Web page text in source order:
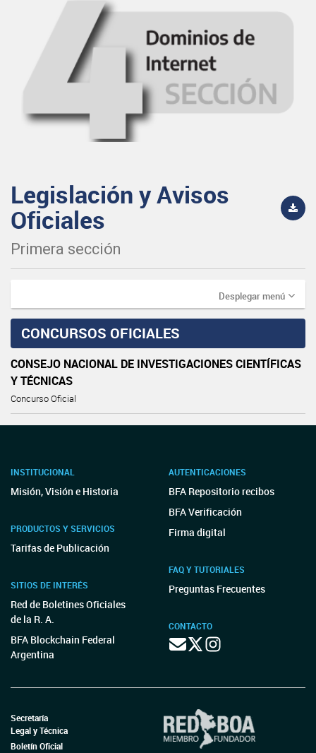
Legislación y Avisos
Oficiales
Primera sección
Desplegar menú
CONCURSOS OFICIALES
CONSEJO NACIONAL DE INVESTIGACIONES CIENTÍFICAS
Y TÉCNICAS
Concurso Oficial
INSTITUCIONAL
Misión, Visión e Historia
PRODUCTOS Y SERVICIOS
Tarifas de Publicación
SITIOS DE INTERÉS
Red de Boletines Oficiales
de la R. A.
BFA Blockchain Federal
Argentina
AUTENTICACIONES
BFA Repositorio recibos
BFA Verificación
Firma digital
FAQ Y TUTORIALES
Preguntas Frecuentes
CONTACTO
Secretaría
Legal y Técnica
Boletín Oficial